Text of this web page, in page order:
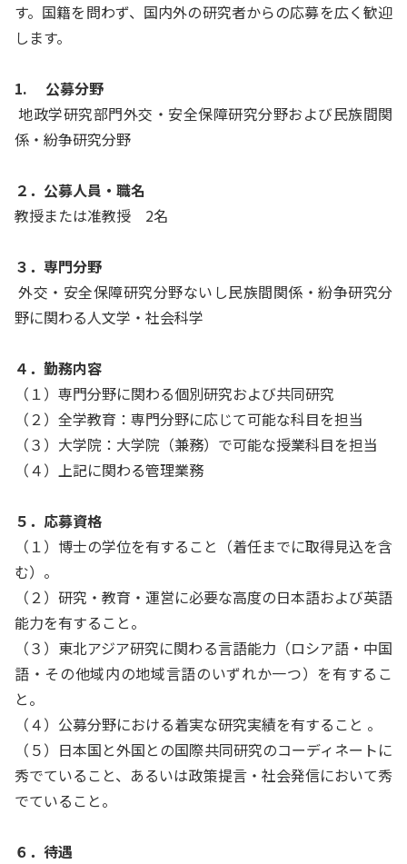
す。国籍を問わず、国内外の研究者からの応募を広く歓迎
します。
1. 公募分野
地政学研究部門外交・安全保障研究分野および民族間関
係・紛争研究分野
２．公募人員・職名
教授または准教授 2名
３．専門分野
外交・安全保障研究分野ないし民族間関係・紛争研究分
野に関わる人文学・社会科学
４．勤務内容
（１）専門分野に関わる個別研究および共同研究
（２）全学教育：専門分野に応じて可能な科目を担当
（３）大学院：大学院（兼務）で可能な授業科目を担当
（４）上記に関わる管理業務
５．応募資格
（１）博士の学位を有すること（着任までに取得見込を含
む）。
（２）研究・教育・運営に必要な高度の日本語および英語
能力を有すること。
（３）東北アジア研究に関わる言語能力（ロシア語・中国
語・その他域内の地域言語のいずれか一つ）を有するこ
と。
（４）公募分野における着実な研究実績を有すること 。
（５）日本国と外国との国際共同研究のコーディネートに
秀でていること、あるいは政策提言・社会発信において秀
でていること。
６．待遇